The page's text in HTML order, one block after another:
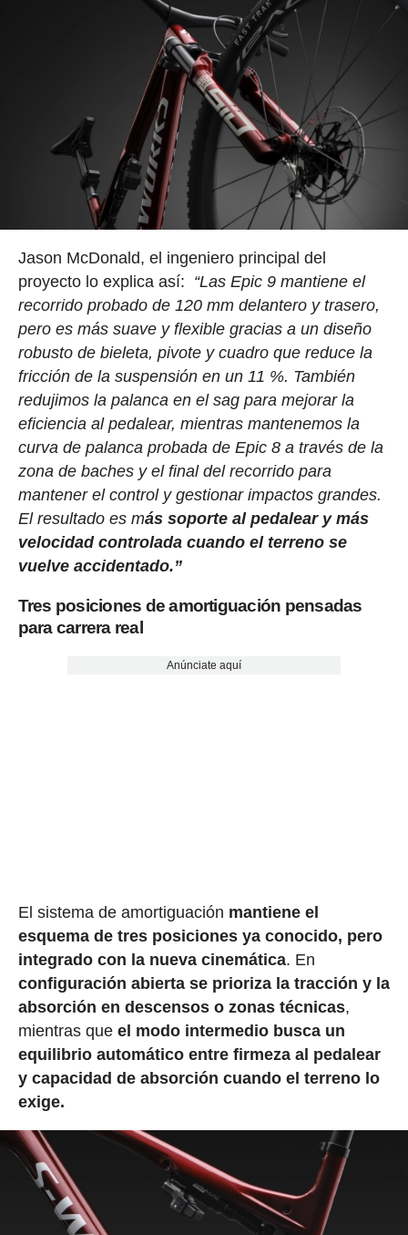
Jason McDonald, el ingeniero principal del
proyecto lo explica así: “Las Epic 9 mantiene el
recorrido probado de 120 mm delantero y trasero,
pero es más suave y flexible gracias a un diseño
robusto de bieleta, pivote y cuadro que reduce la
fricción de la suspensión en un 11 %. También
redujimos la palanca en el sag para mejorar la
eficiencia al pedalear, mientras mantenemos la
curva de palanca probada de Epic 8 a través de la
zona de baches y el final del recorrido para
mantener el control y gestionar impactos grandes.
El resultado es más soporte al pedalear y más
velocidad controlada cuando el terreno se
vuelve accidentado.”
Tres posiciones de amortiguación pensadas
para carrera real
Anúnciate aquí
El sistema de amortiguación mantiene el
esquema de tres posiciones ya conocido, pero
integrado con la nueva cinemática. En
configuración abierta se prioriza la tracción y la
absorción en descensos o zonas técnicas,
mientras que el modo intermedio busca un
equilibrio automático entre firmeza al pedalear
y capacidad de absorción cuando el terreno lo
exige.